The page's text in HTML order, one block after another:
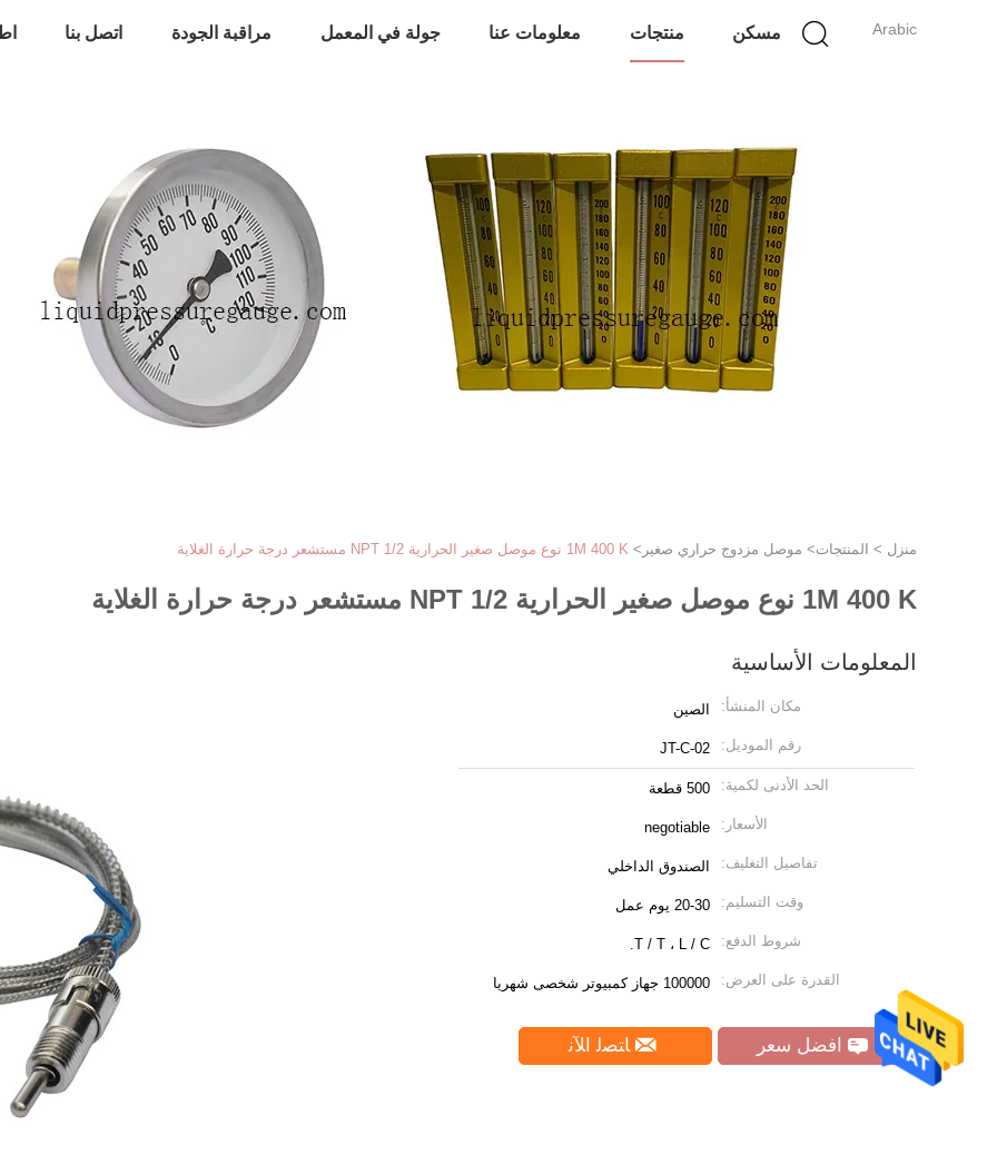
Arabic مسكن منتجات معلومات عنا جولة في المعمل مراقبة الجودة اتصل بنا
منزل > المنتجات> موصل مزدوج حراري صغير > 1M 400 K نوع موصل صغير الحرارية 1/2 NPT مستشعر درجة حرارة الغلاية
1M 400 K نوع موصل صغير الحرارية 1/2 NPT مستشعر درجة حرارة الغلاية
المعلومات الأساسية
مكان المنشأ: الصين
رقم الموديل: JT-C-02
الحد الأدنى لكمية: 500 قطعة
الأسعار: negotiable
تفاصيل التغليف: الصندوق الداخلي
وقت التسليم: 20-30 يوم عمل
شروط الدفع: T / T ، L / C.
القدرة على العرض: 100000 جهاز كمبيوتر شخصى شهريا
افضل سعر ﺎﺘﺼﻟ ﺍﻶﻧ